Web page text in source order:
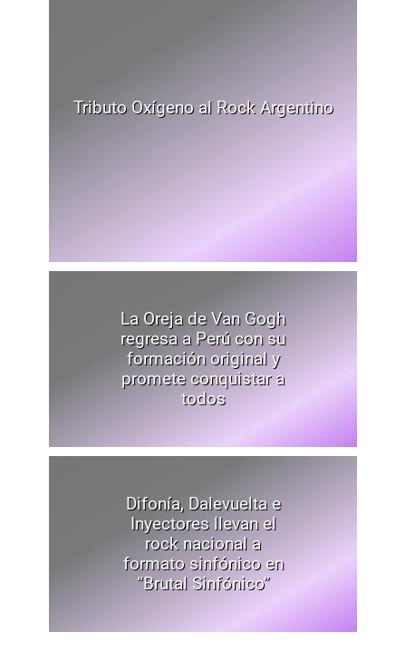
Tributo Oxígeno al Rock Argentino
La Oreja de Van Gogh
regresa a Perú con su
formación original y
promete conquistar a
todos
Difonía, Dalevuelta e
Inyectores llevan el
rock nacional a
formato sinfónico en
“Brutal Sinfónico”